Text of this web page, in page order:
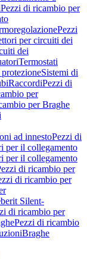
Pezzi di ricambio per
Pezzi
per circuiti dei
dei
Termostati
Sistemi di
RaccordiPezzi di
per
per Braghe
ad innestoPezzi di
per il collegamento
per il collegamento
di ricambio per
di ricambio per
Silent-
di ricambio per
Pezzi di ricambio
Braghe